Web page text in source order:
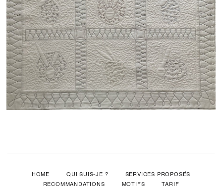
HOME QUI SUIS-JE ?
SERVICES PROPOSÉS
RECOMMANDATIONS
MOTIFS TARIF